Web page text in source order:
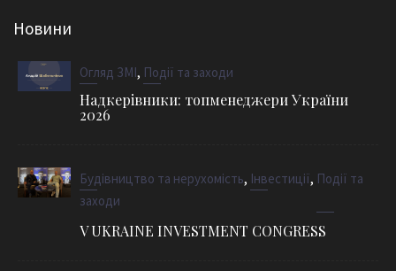
Новини
Огляд ЗМІ, Події та заходи
Надкерівники: топменеджери України
2026
Будівництво та нерухомість, Інвестиції, Події та
заходи
V UKRAINE INVESTMENT CONGRESS